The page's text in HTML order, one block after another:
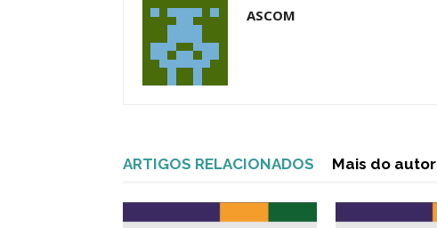
ASCOM
ARTIGOS RELACIONADOS Mais do autor